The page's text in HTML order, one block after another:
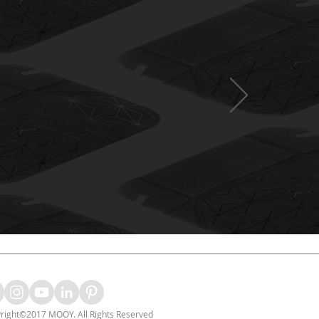
MOOY. All Rights Reserved